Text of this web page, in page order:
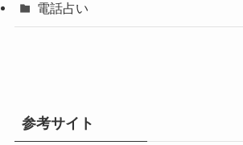
電話占い
参考サイト